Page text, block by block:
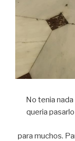
No tenia
queria
para muchos.